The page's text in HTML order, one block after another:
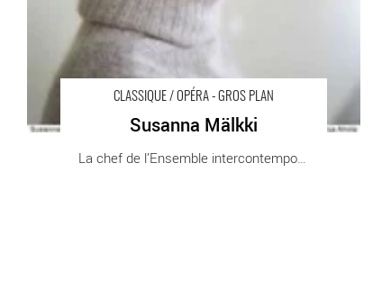
CLASSIQUE / OPÉRA - GROS PLAN
Susanna Mälkki
La chef de l’Ensemble intercontemporain [...]